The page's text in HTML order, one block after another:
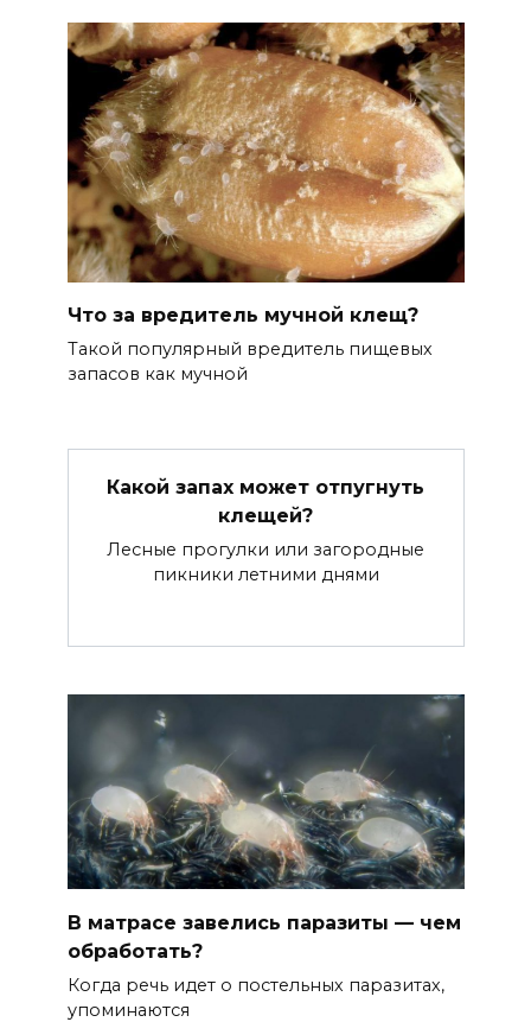
Что за вредитель мучной клещ?
Такой популярный вредитель пищевых
запасов как мучной
Какой запах может отпугнуть
клещей?
Лесные прогулки или загородные
пикники летними днями
В матрасе завелись паразиты — чем
обработать?
Когда речь идет о постельных паразитах,
упоминаются